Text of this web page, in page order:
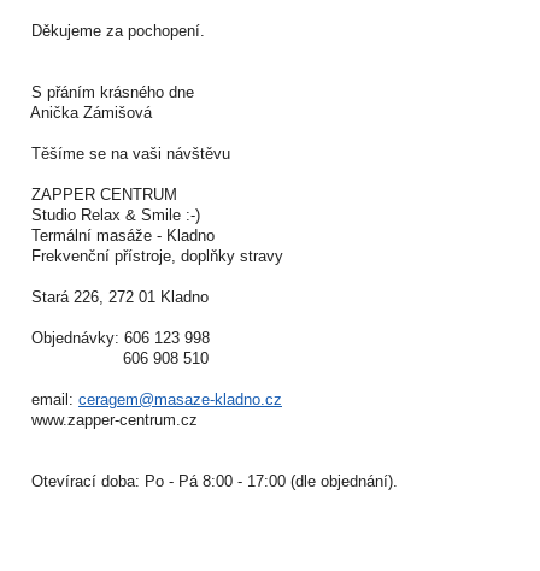
Děkujeme za pochopení.
S přáním krásného dne
Anička Zámišová
Těšíme se na vaši návštěvu
ZAPPER CENTRUM
Studio Relax & Smile :-)
Termální masáže - Kladno
Frekvenční přístroje, doplňky stravy
Stará 226, 272 01 Kladno
Objednávky: 606 123 998
606 908 510
email: ceragem@masaze-kladno.cz
www.zapper-centrum.cz
Otevírací doba: Po - Pá 8:00 - 17:00 (dle objednání).